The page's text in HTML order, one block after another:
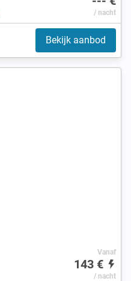
/ nacht
Bekijk aanbod
Vanaf
143 €
/ nacht